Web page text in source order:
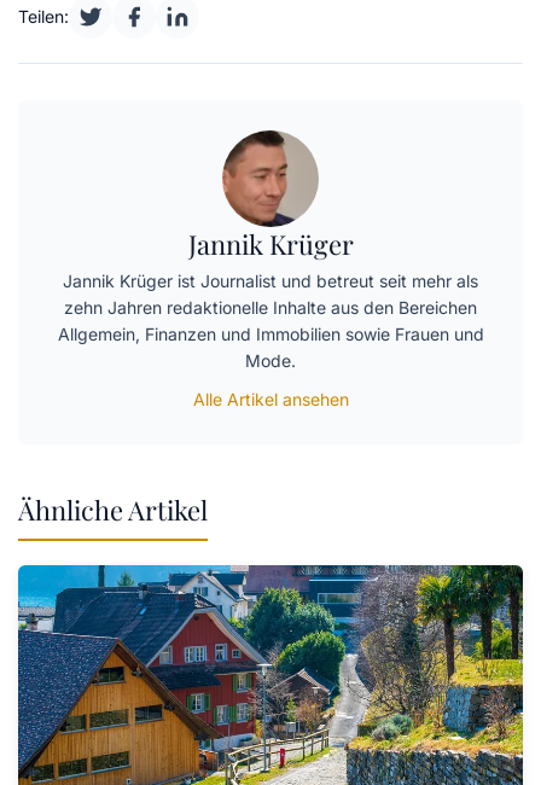
Teilen:
Jannik Krüger
Jannik Krüger ist Journalist und betreut seit mehr als
zehn Jahren redaktionelle Inhalte aus den Bereichen
Allgemein, Finanzen und Immobilien sowie Frauen und
Mode.
Alle Artikel ansehen
Ähnliche Artikel